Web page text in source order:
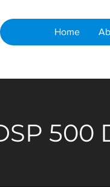
Home
500